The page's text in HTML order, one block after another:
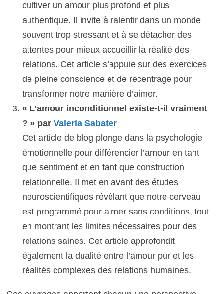
cultiver un amour plus profond et plus
authentique. Il invite à ralentir dans un monde
souvent trop stressant et à se détacher des
attentes pour mieux accueillir la réalité des
relations. Cet article s’appuie sur des exercices
de pleine conscience et de recentrage pour
transformer notre manière d’aimer.
« L’amour inconditionnel existe-t-il vraiment
? » par Valeria Sabater
Cet article de blog plonge dans la psychologie
émotionnelle pour différencier l’amour en tant
que sentiment et en tant que construction
relationnelle. Il met en avant des études
neuroscientifiques révélant que notre cerveau
est programmé pour aimer sans conditions, tout
en montrant les limites nécessaires pour des
relations saines. Cet article approfondit
également la dualité entre l’amour pur et les
réalités complexes des relations humaines.